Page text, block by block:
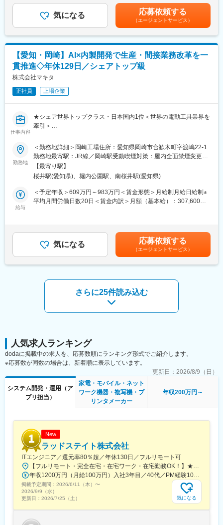
中期方針「VISION 2030」実現に向け、富士フイルムグループの
未来を創る、ITプロジェクト推進メンバーを募集します。
Microsoft 365、Power Platform、AIなどの最新デジタル技術を活
用し、社内の業務や仕組みを大きく変える取り組みを進めていま
す。
■富士フイルムホールディングス株式会社（出向先）：
「ヘルスケア」「マテリアルズ」「ビジネスイノベーション」
「イメージング」の4つの事業領域において製品・サービスを提
供。
ップ対応
・測定器管理、設置
を積極的に推し進めております。今回の採用は、当社社員の技術
力やノウハウを吸収し、次世代を担っていただける方を募集する
ことが背景になります。
（1） 社会インフラを支えるICTソリューション
情報通信システム・端末の2領域を中心に、防災行政無線、災害情
います。公共性が非常に高く、自治体・官公庁向けの案件が多数
を占める点が大きな特徴です。
創業以来、三菱電機との強い関係を持ち、現在も三菱電機グルー
プとして安定した事業基盤を構築しています。
（3） 防災・減災分野への強みと積極的なDX推進
防災アプリ、ハイブリッド無線、AI監視など、最新技術を取り入
の安心・安全を支えています。
（4） グループ全体でのワンストップ体制
これにより、顧客からの信頼性向上と安定した収益構造を実現し
ています。
変更の範囲：当社業務全般
であり、選考を通じて上下する可能性があります。月給(月額)は固
定手当を含めた表記です。
気になる 応募依頼する
（エージェントサービス）
【愛知・岡崎】AI×内製開発で生産・間接業務改革を一
貫推進◇年休129日／シェアトップ級
株式会社マキタ
正社員 上場企業
仕事内容
★シェア世界トップクラス・日本国内1位＜世界の電動工具業界を
牽引＞
★年休129日／福利厚生充実・働き方◎
■業務概要
生産現場および間接業務領域におけるAI活用と、AIを組み込んだ
内製システム開発の両面から、業務改革を推進していただきま
す。
現場に足を運び、業務部門と一体となって課題を抽出し、AI活用
また、社員がAIを日常的に使いこなせる環境づくりとして、部門
横断のAI活用施策（教育・ガイドライン・利用拡大施策）の推進
■具体的な業務内容
（1） AI活用施策の企画・推進
・生成AI／RAG／AI自動化を活用した業務改善テーマの企画・
・M365（Copilot、Power Apps／Automate、Teams連携等）を中
ユースケース創出
・社内AIガイドライン作成、プロンプト標準化、セキュリティ整
備
・社員向けAI活用研修・ワークショップの企画運営
（2） AIを活用した内製開発
・C#、Python、GitHub Copilotを用いた業務システムの内製開発
・要件定義～設計～開発～テスト～導入～運用まで一連の工程を
・Power PlatformとAIを組み合わせた高速開発・業務改善
・RAG、LLM推論、Azure AI Servicesを組み込んだアプリ／Bot開
発
（3） 生産現場DXとの連携
・生産管理・製造・物流領域におけるAI活用テーマ創出
・現場と協働したAIサービスの設計・展開
・海外拠点を含むグローバル生産におけるAI活用支援
（画像AIによる作業分析、需要予測、在庫最適化、異常検知な
ど）
■職務の特徴
勤務地
＜勤務地詳細＞岡崎工場住所：愛知県岡崎市合歓木町字渡嶋22-1
勤務地最寄駅：JR線／岡崎駅受動喫煙対策：屋内全面禁煙変更の
範囲：会社の定める事業所
【最寄り駅】
桜井駅(愛知県)、堀内公園駅、南桜井駅(愛知県)
給与
＜予定年収＞609万円～983万円＜賃金形態＞月給制月給日給制※
平均月間労働日数20日＜賃金内訳＞月額（基本給）：307,600円
年1回（4月）■賞与：年2回（6月、12月）25年度賞与実績5.9ヶ月
賃金はあくまでも目安の金額であり、選考を通じて上下する可能
性があります。月給(月額)は固定手当を含めた表記です。
気になる 応募依頼する
（エージェントサービス）
さらに25件読み込む
人気求人ランキング
dodaに掲載中の求人を、応募数順にランキング形式でご紹介します。
※応募数が同数の場合は、新着順に表示しています。
更新日： 2026/8/9（日）
システム開発・運用（ア
プリ担当）
家電・モバイル・ネット
ワーク機器・複写機・プ
リンタメーカー
年収200万円～
New
ラッドステイト株式会社
ITエンジニア／還元率80％超／年休130日／フルリモート可
掲載予定期間： 2026/6/11（木） 〜
2026/9/9（水）
更新日： 2026/7/25（土） 気になる